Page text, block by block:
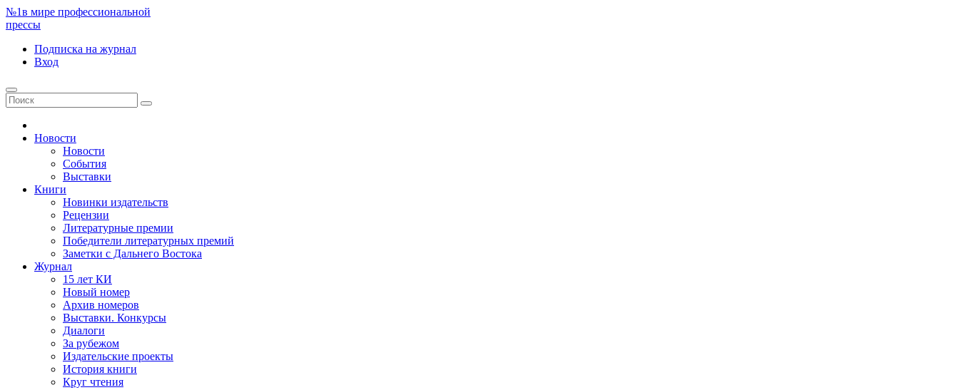
№1в мире профессиональной
прессы
Подписка на журнал
Вход
Новости
Новости
События
Выставки
Книги
Новинки издательств
Рецензии
Литературные премии
Победители литературных премий
Заметки с Дальнего Востока
Журнал
15 лет КИ
Новый номер
Архив номеров
Выставки. Конкурсы
Диалоги
За рубежом
Издательские проекты
История книги
Круг чтения